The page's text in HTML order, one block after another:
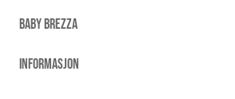
BABY BREZZA
INFORMASJON